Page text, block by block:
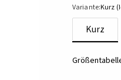
Variante:Kurz
Kurz